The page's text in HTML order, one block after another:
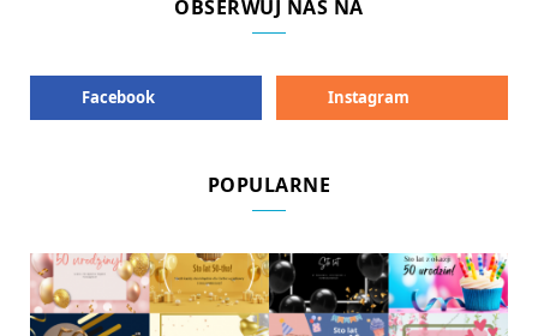
OBSERWUJ NAS NA
Facebook Instagram
POPULARNE